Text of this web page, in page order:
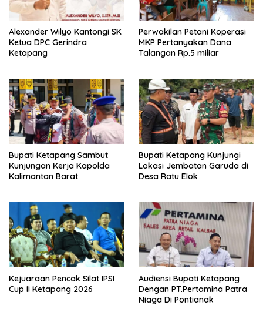
Alexander Wilyo Kantongi SK
Ketua DPC Gerindra
Ketapang
Perwakilan Petani Koperasi
MKP Pertanyakan Dana
Talangan Rp.5 miliar
Bupati Ketapang Sambut
Kunjungan Kerja Kapolda
Kalimantan Barat
Bupati Ketapang Kunjungi
Lokasi Jembatan Garuda di
Desa Ratu Elok
Kejuaraan Pencak Silat IPSI
Cup II Ketapang 2026
Audiensi Bupati Ketapang
Dengan PT.Pertamina Patra
Niaga Di Pontianak